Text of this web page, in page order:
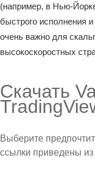
(например, в Нью-
быстрого исполнения
очень важно для
высокоскоростных
Скачать
Выберите
ссылки приведены